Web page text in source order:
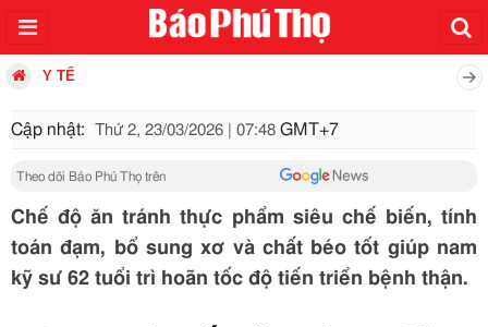
Y TẾ
Cập nhật: Thứ 2, 23/03/2026 | 07:48 GMT+7
Theo dõi Báo Phú Thọ trên
Chế độ ăn tránh thực phẩm siêu chế biến, tính
toán đạm, bổ sung xơ và chất béo tốt giúp nam
kỹ sư 62 tuổi trì hoãn tốc độ tiến triển bệnh thận.